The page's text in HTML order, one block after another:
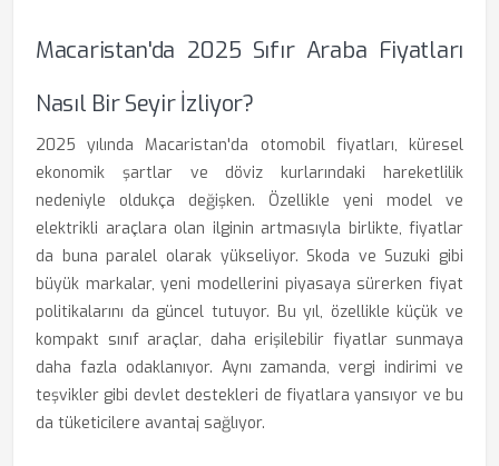
Macaristan'da 2025 Sıfır Araba Fiyatları
Nasıl Bir Seyir İzliyor?
2025 yılında Macaristan'da otomobil fiyatları, küresel
ekonomik şartlar ve döviz kurlarındaki hareketlilik
nedeniyle oldukça değişken. Özellikle yeni model ve
elektrikli araçlara olan ilginin artmasıyla birlikte, fiyatlar
da buna paralel olarak yükseliyor. Skoda ve Suzuki gibi
büyük markalar, yeni modellerini piyasaya sürerken fiyat
politikalarını da güncel tutuyor. Bu yıl, özellikle küçük ve
kompakt sınıf araçlar, daha erişilebilir fiyatlar sunmaya
daha fazla odaklanıyor. Aynı zamanda, vergi indirimi ve
teşvikler gibi devlet destekleri de fiyatlara yansıyor ve bu
da tüketicilere avantaj sağlıyor.